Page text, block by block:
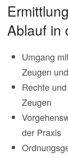
Ablauf in
Umgang
Zeugen
Rechte
Zeugen
der Praxis